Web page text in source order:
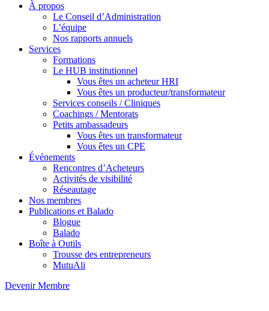
À propos
Le Conseil d’Administration
L’équipe
Nos rapports annuels
Services
Formations
Le HUB institutionnel
Vous êtes un acheteur HRI
Vous êtes un producteur/transformateur
Services conseils / Cliniques
Coachings / Mentorats
Petits ambassadeurs
Vous êtes un transformateur
Vous êtes un CPE
Événements
Rencontres d’Acheteurs
Activités de visibilité
Réseautage
Nos membres
Publications et Balado
Blogue
Balado
Boîte à Outils
Trousse des entrepreneurs
MutuAli
Devenir Membre